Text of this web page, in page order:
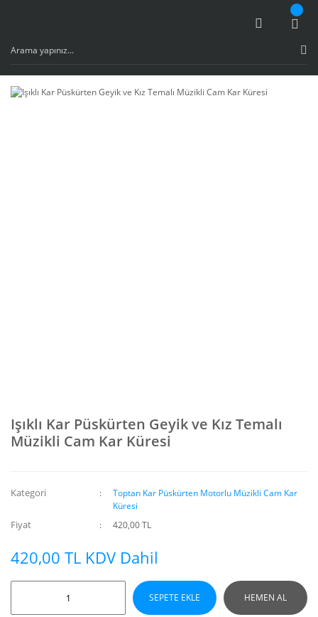
Işıklı Kar Püskürten Geyik ve Kız Temalı
Müzikli Cam Kar Küresi
Kategori
Toptan Kar Püskürten Motorlu Müzikli Cam Kar
Küresi
Fiyat 420,00 TL
420,00 TL KDV Dahil
SEPETE EKLE HEMEN AL